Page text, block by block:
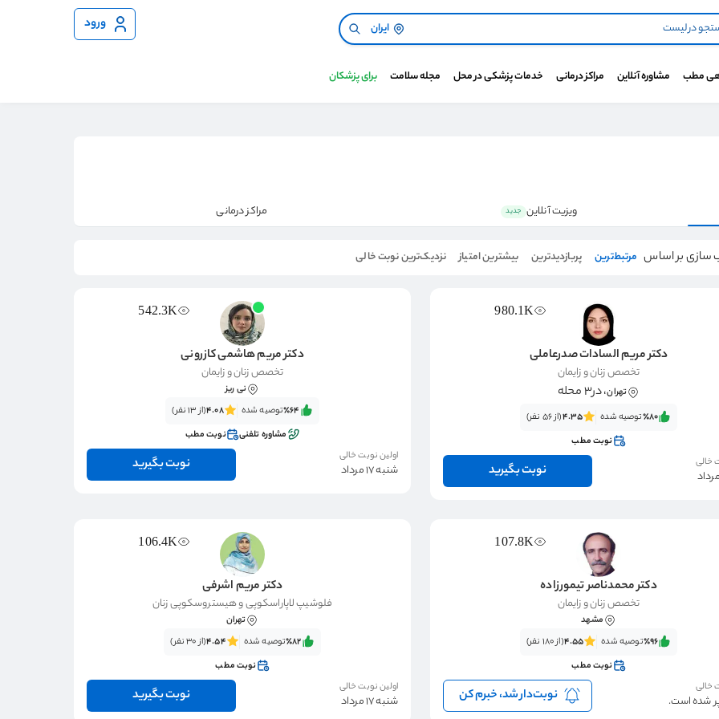
ایران ورود
مطب مشاوره آنلاین مراکز درمانی خدمات پزشکی در محل مجله سلامت برای پزشکان
ویزیت آنلاین جدید مراکز درمانی
سازی بر اساس مرتبط‌ترین پربازدیدترین بیشترین امتیاز نزدیک‌ترین نوبت خالی
980.1K
دکتر مریم السادات صدرعاملی
تخصص زنان و زایمان
تهران، در3 محله
٪80‌‌‌توصیه شده 4.35(از 56 نفر)
نوبت مطب
خالی
نوبت بگیرید
542.3K
دکتر مریم هاشمی کازرونی
تخصص زنان و زایمان
نی ریز
٪64‌‌‌توصیه شده 4.08(از 13 نفر)
مشاوره تلفنی
نوبت مطب
اولین نوبت خالی
شنبه 17 مرداد نوبت بگیرید
107.8K
دکتر محمدناصر تیمورزاده
تخصص زنان و زایمان
مشهد
٪96‌‌‌توصیه شده 4.55(از 180 نفر)
نوبت مطب
خالی
شده است. نوبت‌دار شد، خبرم کن
106.4K
دکتر مریم اشرفی
فلوشیپ لاپاراسکوپی و هیستروسکوپی زنان
تهران
٪82‌‌‌توصیه شده 4.54(از 30 نفر)
نوبت مطب
اولین نوبت خالی
شنبه 17 مرداد نوبت بگیرید